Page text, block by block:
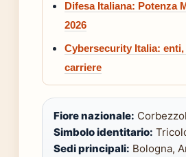
Difesa Italiana: Potenza
2026
Cybersecurity Italia:
carriere
Fiore nazionale:
Simbolo identitario:
Sedi principali: Bologna,